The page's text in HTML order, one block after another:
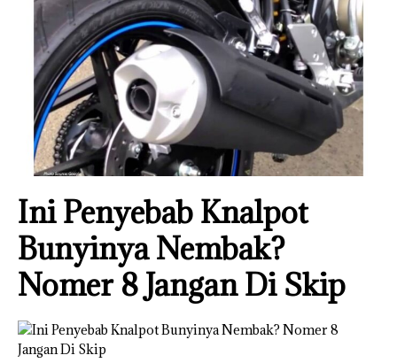
Ini Penyebab Knalpot
Bunyinya Nembak?
Nomer 8 Jangan Di Skip